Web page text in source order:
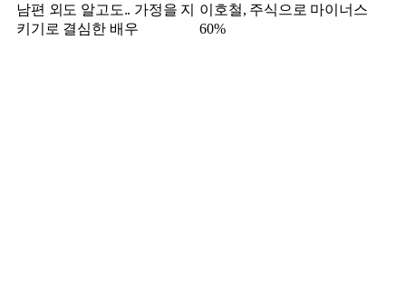
남편 외도 알고도.. 가정을 지
키기로 결심한 배우
이호철, 주식으로 마이너스
60%